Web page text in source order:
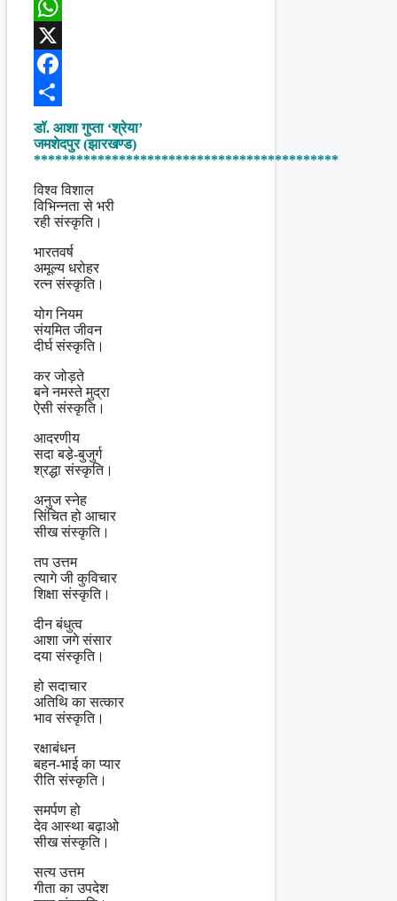
WhatsApp
X
Facebook
Share
डॉ. आशा गुप्ता ‘श्रेया’
जमशेदपुर (झारखण्ड)
*******************************************
विश्व विशाल
विभिन्नता से भरी
रही संस्कृति।
भारतवर्ष
अमूल्य धरोहर
रत्न संस्कृति।
योग नियम
संयमित जीवन
दीर्घ संस्कृति।
कर जोड़ते
बने नमस्ते मुद्रा
ऐसी संस्कृति।
आदरणीय
सदा बडे़-बुजुर्ग
श्रद्धा संस्कृति।
अनुज स्नेह
सिंचित हो आचार
सीख संस्कृति।
तप उत्तम
त्यागे जी कुविचार
शिक्षा संस्कृति।
दीन बंधुत्व
आशा जगे संसार
दया संस्कृति।
हो सदाचार
अतिथि का सत्कार
भाव संस्कृति।
रक्षाबंधन
बहन-भाई का प्यार
रीति संस्कृति।
समर्पण हो
देव आस्था बढ़ाओ
सीख संस्कृति।
सत्य उत्तम
गीता का उपदेश